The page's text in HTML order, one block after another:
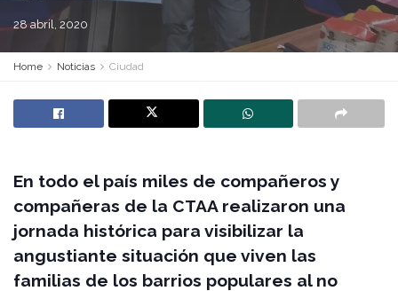
28 abril, 2020
Home Noticias Ciudad
En todo el país miles de compañeros y
compañeras de la CTAA realizaron una
jornada histórica para visibilizar la
angustiante situación que viven las
familias de los barrios populares al no